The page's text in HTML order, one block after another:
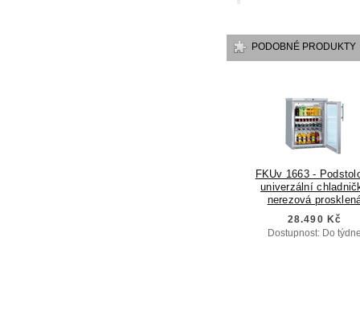
PODOBNÉ PRODUKTY
FKUv 1663 -
univerzální
nerezová
28.490 Kč
Dostupnost: Do